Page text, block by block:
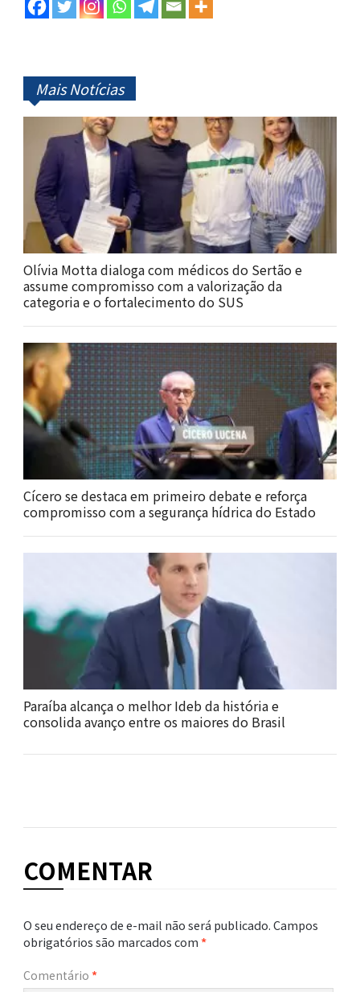
Mais Notícias
Olívia Motta dialoga com médicos do Sertão e
assume compromisso com a valorização da
categoria e o fortalecimento do SUS
Cícero se destaca em primeiro debate e reforça
compromisso com a segurança hídrica do Estado
Paraíba alcança o melhor Ideb da história e
consolida avanço entre os maiores do Brasil
COMENTAR
O seu endereço de e-mail não será publicado.Campos
obrigatórios são marcados com*
Comentário *